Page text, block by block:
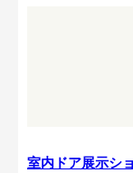
室内ドア展示シ